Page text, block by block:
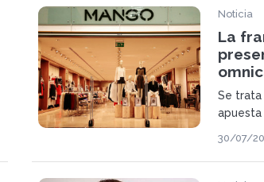
Noticia
La
Se trata
30/07/20